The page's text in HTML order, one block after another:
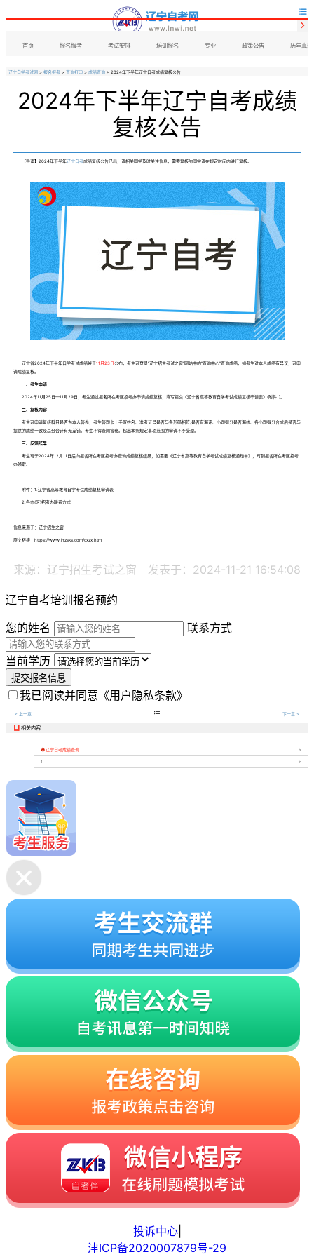

首页 报名报考 考试安排 培训报名 专业 政策公告 历年真题

辽宁自学考试网 > 报名报考 > 查询打印 > 成绩查询 > 2024年下半年辽宁自考成绩复核公告
2024年下半年辽宁自考成绩
复核公告
【导读】2024年下半年辽宁自考成绩复核公告已出，请相关同学及时关注信息，需要复核的同学请在规定时间内进行复核。
辽宁省2024年下半年自学考试成绩将于11月23日公布，考生可登录“辽宁招生考试之窗”网站中的“查询中心”查询成绩，如考生对本人成绩有异议，可申
请成绩复核。
一、考生申请
2024年11月25日—11月29日，考生通过报名所在考区招考办申请成绩复核，填写提交《辽宁省高等教育自学考试成绩复核申请表》(附件1)。
二、复核内容
考生可申请复核科目是否为本人答卷，考生答题卡上手写姓名、准考证号是否与条形码相符;是否有漏评、小题得分是否漏统、各小题得分合成后是否与
提供的成绩一致及总分合计有无差错。考生不得查阅答卷。超出本条规定事项范围的申请不予受理。
三、反馈结果
考生可于2024年12月11日后向报名所在考区招考办查询成绩复核结果，如需要《辽宁省高等教育自学考试成绩复核通知单》，可到报名所在考区招考
办领取。
附件：1.辽宁省高等教育自学考试成绩复核申请表
2.各市(区)招考办联系方式
信息来源于：辽宁招生之窗
原文链接：https://www.lnzsks.com/cxzx.html
来源：辽宁招生考试之窗 发表于：2024-11-21 16:54:08
辽宁自考培训报名预约
您的姓名
联系方式
当前学历
提交报名信息
我已阅读并同意 《用户隐私条款》
< 上一章  下一章 >
 相关内容
辽宁自考成绩查询
1
投诉中心|
津ICP备2020007879号-29